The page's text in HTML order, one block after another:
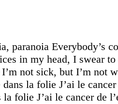
paranoia Everybody’s
in my head, I swear
not sick, but I’m not
la folie J’ai le
folie J’ai le cancer de